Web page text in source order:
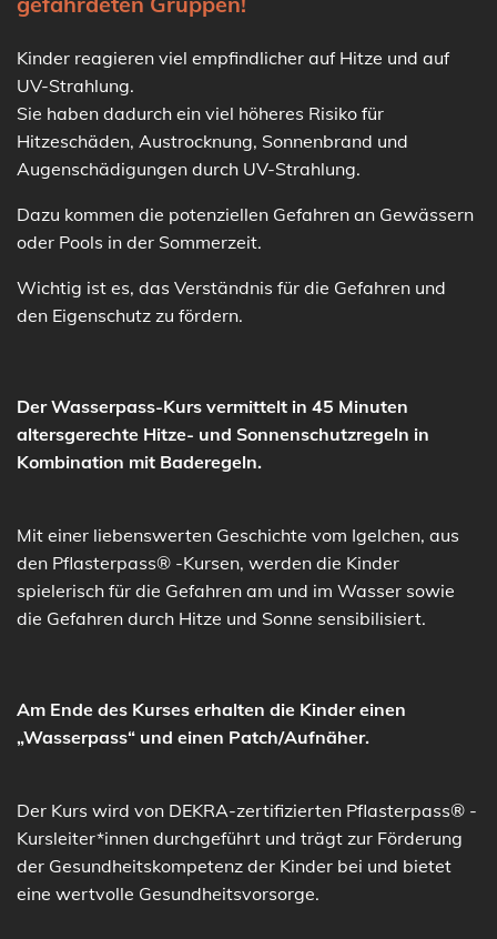
Kinder reagieren viel empfindlicher auf Hitze und auf
UV-Strahlung.
Sie haben dadurch ein viel höheres Risiko für
Hitzeschäden, Austrocknung, Sonnenbrand und
Augenschädigungen durch UV-Strahlung.
Dazu kommen die potenziellen Gefahren an Gewässern
oder Pools in der Sommerzeit.
Wichtig ist es, das Verständnis für die Gefahren und
den Eigenschutz zu fördern.
Der Wasserpass-Kurs vermittelt in 45 Minuten
altersgerechte Hitze- und Sonnenschutzregeln in
Kombination mit Baderegeln.
Mit einer liebenswerten Geschichte vom Igelchen, aus
den Pflasterpass® -Kursen, werden die Kinder
spielerisch für die Gefahren am und im Wasser sowie
die Gefahren durch Hitze und Sonne sensibilisiert.
Am Ende des Kurses erhalten die Kinder einen
„Wasserpass“ und einen Patch/Aufnäher.
Der Kurs wird von DEKRA-zertifizierten Pflasterpass® -
Kursleiter*innen durchgeführt und trägt zur Förderung
der Gesundheitskompetenz der Kinder bei und bietet
eine wertvolle Gesundheitsvorsorge.